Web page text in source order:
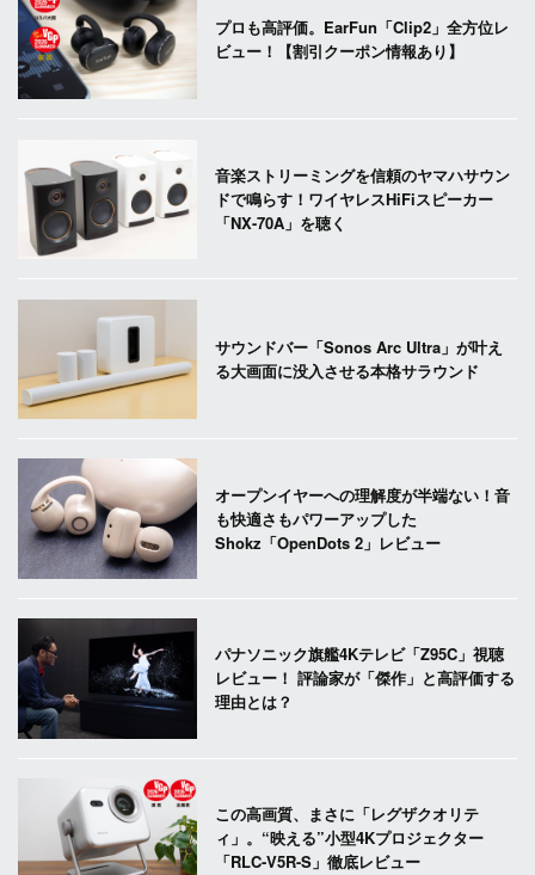
プロも高評価。EarFun「Clip2」全方位レ
ビュー！【割引クーポン情報あり】
音楽ストリーミングを信頼のヤマハサウン
ドで鳴らす！ワイヤレスHiFiスピーカー
「NX-70A」を聴く
サウンドバー「Sonos Arc Ultra」が叶え
る大画面に没入させる本格サラウンド
オープンイヤーへの理解度が半端ない！音
も快適さもパワーアップした
Shokz「OpenDots 2」レビュー
パナソニック旗艦4Kテレビ「Z95C」視聴
レビュー！ 評論家が「傑作」と高評価する
理由とは？
この高画質、まさに「レグザクオリテ
ィ」。“映える”小型4Kプロジェクター
「RLC-V5R-S」徹底レビュー